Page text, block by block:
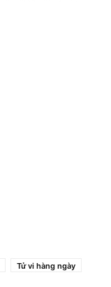
Tử vi hàng ngày